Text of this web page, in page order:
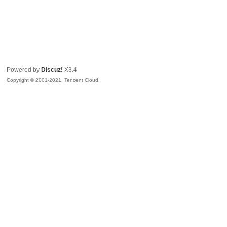
Powered by Discuz! X3.4
Copyright © 2001-2021, Tencent Cloud.